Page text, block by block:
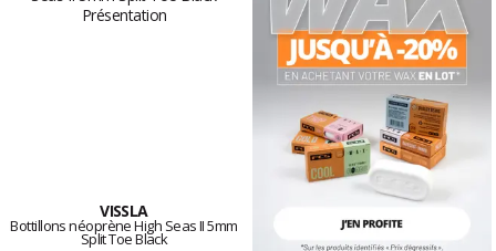
VISSLA
Bottillons néoprène High Seas II 5mm
Split Toe Black